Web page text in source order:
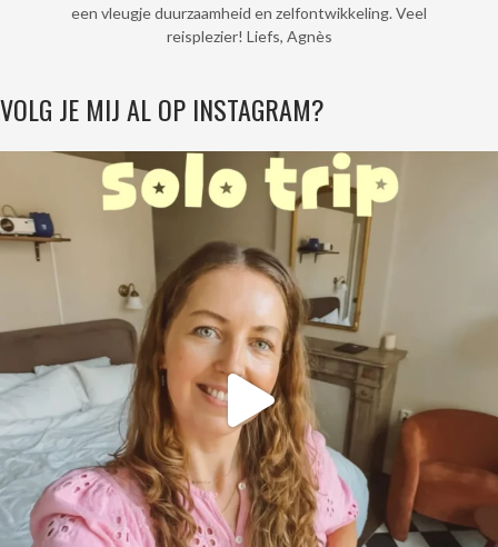
een vleugje duurzaamheid en zelfontwikkeling. Veel
reisplezier! Liefs, Agnès
VOLG JE MIJ AL OP INSTAGRAM?